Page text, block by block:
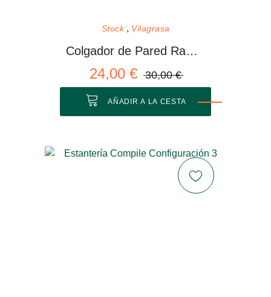
Stock Vilagrasa
Colgador de Pared Rama 01 M
24,00 € 30,00 €
AÑADIR A LA CESTA